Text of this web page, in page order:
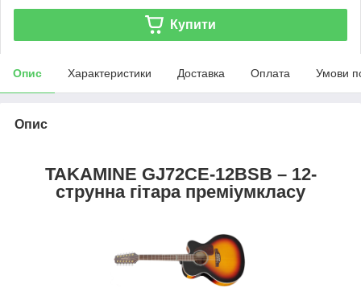
Купити
Опис Характеристики Доставка Оплата Умови
Опис
TAKAMINE GJ72CE-12BSB – 12-
струнна гітара преміумкласу